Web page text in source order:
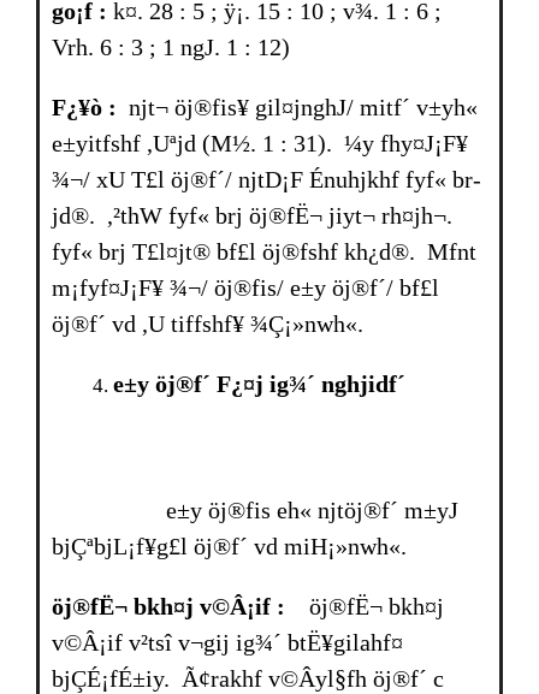
go¡f : k¤. 28 : 5 ; ÿ¡. 15 : 10 ; v¾. 1 : 6 ;
Vrh. 6 : 3 ; 1 ngJ. 1 : 12)
F¿¥ò : njt¬ öj®fis¥ gil¤jnghJ/ mitf´ v±yh«
e±yitfshf ,Uªjd (M½. 1 : 31). ¼y fhy¤J¡F¥
¾¬/ xU T£l öj®f´/ njtD¡F Énuhjkhf fyf« br­
jd®. ,²thW fyf« br­j öj®fË¬ jiyt¬ rh¤jh¬.
fyf« br­j T£l¤jt® bf£l öj®fshf kh¿d®. Mfnt
m¡fyf¤J¡F¥ ¾¬/ öj®fis/ e±y öj®f´/ bf£l
öj®f´ vd ,U tiffshf¥ ¾Ç¡»nwh«.
e±y öj®f´ F¿¤j ig¾´ nghjidf´
e±y öj®fis eh« njtöj®f´ m±yJ
bjÇªbjL¡f¥g£l öj®f´ vd miH¡»nwh«.
öj®fË¬ bkh¤j v©Â¡if :
öj®fË¬ bkh¤j
v©Â¡if v²tsî v¬gij ig¾´ btË¥gilahf¤
bjÇÉ¡fÉ±iy. Ã¢rakhf v©Âyl§fh öj®f´ c